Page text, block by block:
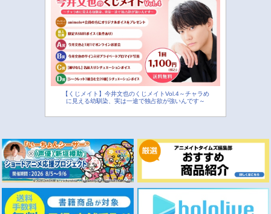
【くじメイト】今井文也のくじメイトVol.4～チャラめ
に見える幼馴染、実は一途で独占欲が強いんです～